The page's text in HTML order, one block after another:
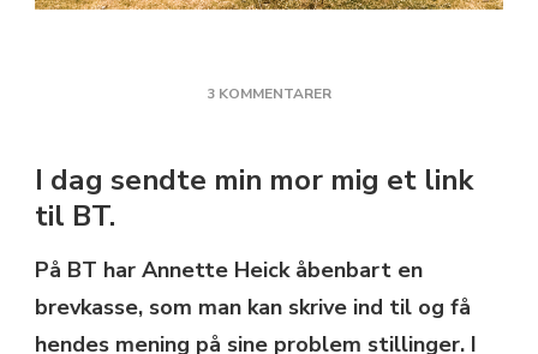
3 KOMMENTARERTIL
VÆRE
KÆRESTE
I dag sendte min mor mig et link
til BT.
På BT har Annette Heick åbenbart en
brevkasse, som man kan skrive ind til og få
hendes mening på sine problem stillinger. I